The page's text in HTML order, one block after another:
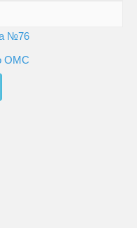
№76
ОМС